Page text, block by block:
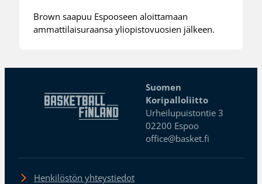
Brown saapuu Espooseen aloittamaan
ammattilaisuraansa yliopistovuosien jälkeen.
Suomen
Koripalloliitto
Urheilupuistontie 3
02200 Espoo
office@basket.fi
Henkilöstön yhteystiedot